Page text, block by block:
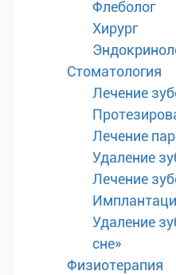
Флеболог
Хирург
Стоматология
Лечение
Лечение
Удаление
Лечение
Удаление
сне»
Физиотерапия